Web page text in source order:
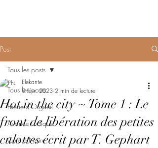
Post
Tous les posts
Féerie d'Orgueil
Avarice Ludique
Colère Noire
Tous les posts
Hot in the city ~ Tome 1 : Le
front de libération des petites
culottes écrit par T. Gephart
Elekante
9 févr. 2023 2 min de lecture